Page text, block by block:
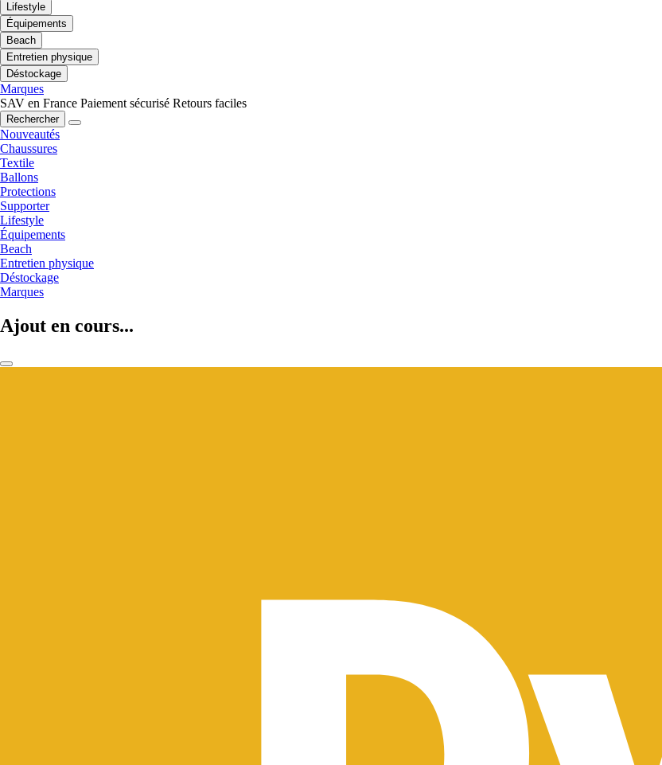
Lifestyle
Équipements
Beach
Entretien physique
Déstockage
Marques
SAV en France Paiement sécurisé Retours faciles
Rechercher
Nouveautés
Chaussures
Textile
Ballons
Protections
Supporter
Lifestyle
Équipements
Beach
Entretien physique
Déstockage
Marques
Ajout en cours...